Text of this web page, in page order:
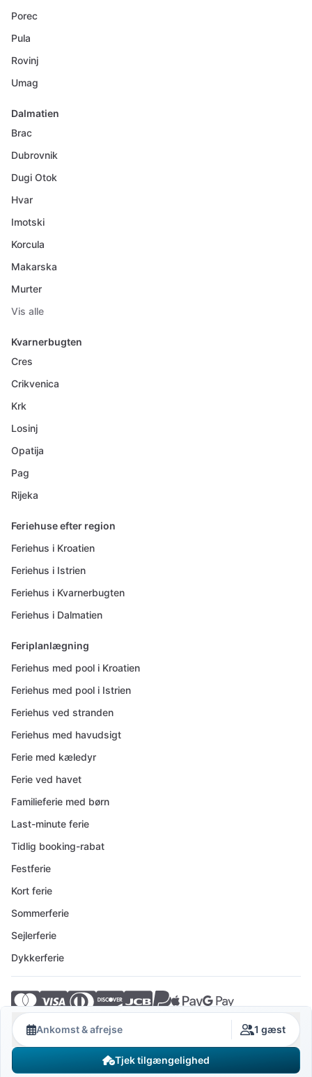
Ankomst & afrejse 1 gæst
Tjek tilgængelighed
Porec
Pula
Rovinj
Umag
Dalmatien
Brac
Dubrovnik
Dugi Otok
Hvar
Imotski
Korcula
Makarska
Murter
Vis alle
Kvarnerbugten
Cres
Crikvenica
Krk
Losinj
Opatija
Pag
Rijeka
Feriehuse efter region
Feriehus i Kroatien
Feriehus i Istrien
Feriehus i Kvarnerbugten
Feriehus i Dalmatien
Feriplanlægning
Feriehus med pool i Kroatien
Feriehus med pool i Istrien
Feriehus ved stranden
Feriehus med havudsigt
Ferie med kæledyr
Ferie ved havet
Familieferie med børn
Last-minute ferie
Tidlig booking-rabat
Festferie
Kort ferie
Sommerferie
Sejlerferie
Dykkerferie
© 2026 Crovillas GmbH